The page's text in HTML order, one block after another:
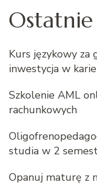
Kurs językowy za
inwestycja w
Szkolenie AML
rachunkowych
studia w 2
Opanuj maturę z